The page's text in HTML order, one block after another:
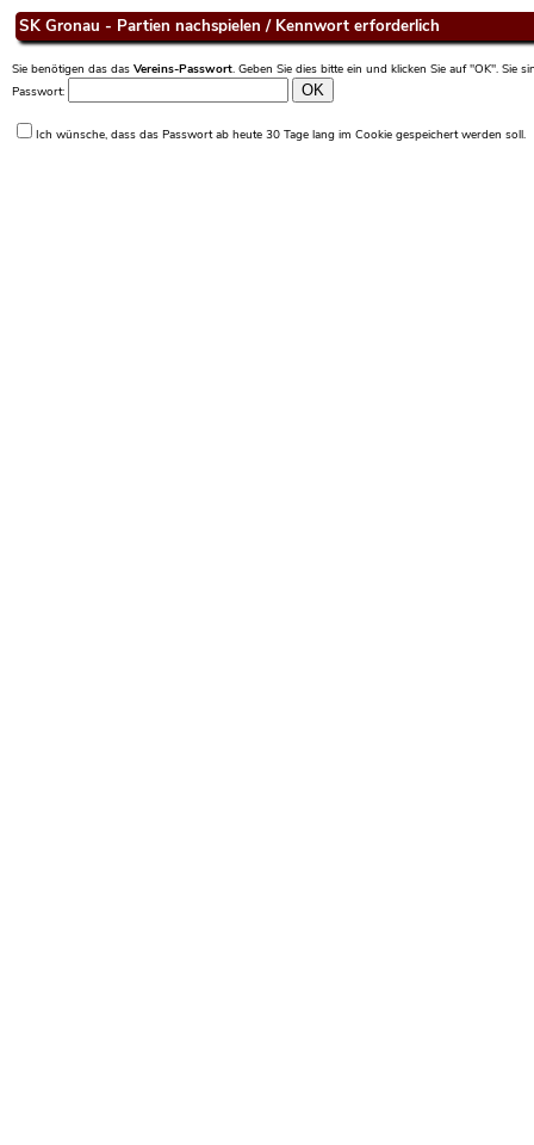
SK Gronau - Partien nachspielen / Kennwort erforderlich
Sie benötigen das das Vereins-Passwort. Geben Sie dies bitte ein und klicken Sie auf "OK". Sie
Passwort:
Ich wünsche, dass das Passwort ab heute 30 Tage lang im Cookie gespeichert werden soll.